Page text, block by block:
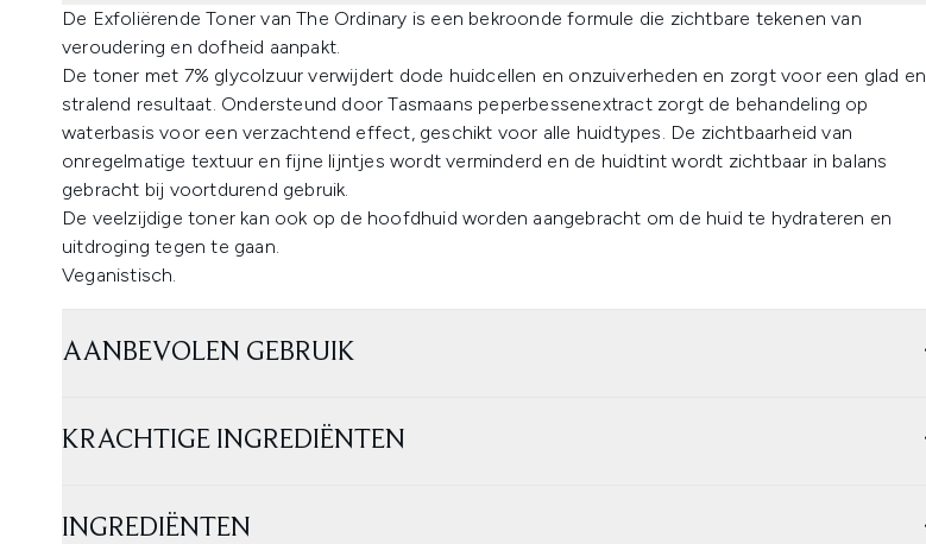
De Exfoliërende Toner van The Ordinary is een bekroonde formule die zichtbare tekenen van
veroudering en dofheid aanpakt.
De toner met 7% glycolzuur verwijdert dode huidcellen en onzuiverheden en zorgt voor een glad en
stralend resultaat. Ondersteund door Tasmaans peperbessenextract zorgt de behandeling op
waterbasis voor een verzachtend effect, geschikt voor alle huidtypes. De zichtbaarheid van
onregelmatige textuur en fijne lijntjes wordt verminderd en de huidtint wordt zichtbaar in balans
gebracht bij voortdurend gebruik.
De veelzijdige toner kan ook op de hoofdhuid worden aangebracht om de huid te hydrateren en
uitdroging tegen te gaan.
Veganistisch.
AANBEVOLEN GEBRUIK
KRACHTIGE INGREDIËNTEN
INGREDIËNTEN